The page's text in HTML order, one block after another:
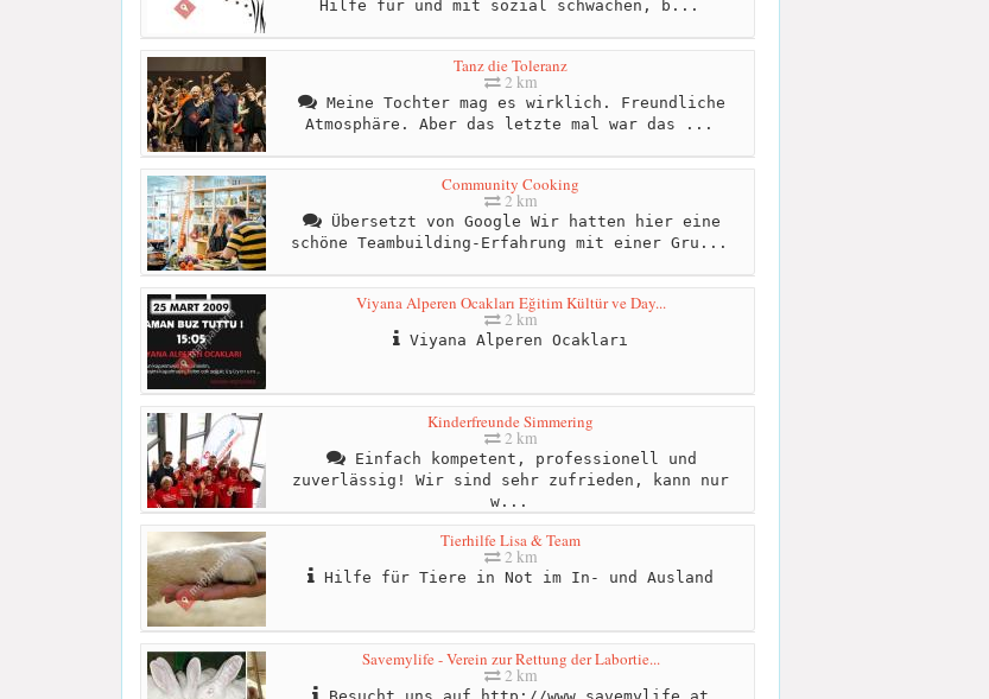
Hilfe für und mit sozial schwachen, b...
Tanz die Toleranz
2 km
Meine Tochter mag es wirklich. Freundliche
Atmosphäre. Aber das letzte mal war das ...
Community Cooking
2 km
Übersetzt von Google Wir hatten hier eine
schöne Teambuilding-Erfahrung mit einer Gru...
Viyana Alperen Ocakları Eğitim Kültür ve Day...
2 km
Viyana Alperen Ocakları
Kinderfreunde Simmering
2 km
Einfach kompetent, professionell und
zuverlässig! Wir sind sehr zufrieden, kann nur
w...
Tierhilfe Lisa & Team
2 km
Hilfe für Tiere in Not im In- und Ausland
Savemylife - Verein zur Rettung der Labortie...
2 km